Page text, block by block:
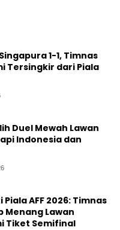
1-1, Timnas
Tersingkir dari Piala
Duel Mewah Lawan
Indonesia dan
Piala AFF 2026: Timnas
Menang Lawan
Tiket Semifinal